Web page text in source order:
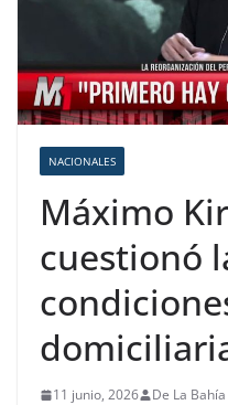
NACIONALES
Máximo
cuestionó
11 junio, 2026 De La